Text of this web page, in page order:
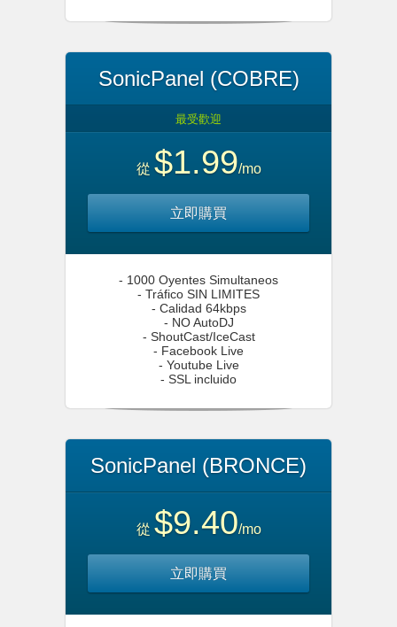
SonicPanel (COBRE)
最受歡迎
從 $1.99/mo
立即購買
- 1000 Oyentes Simultaneos
- Tráfico SIN LIMITES
- Calidad 64kbps
- NO AutoDJ
- ShoutCast/IceCast
- Facebook Live
- Youtube Live
- SSL incluido
SonicPanel (BRONCE)
從 $9.40/mo
立即購買